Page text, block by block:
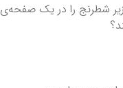
شطرنج را در یک صفحه‌ی